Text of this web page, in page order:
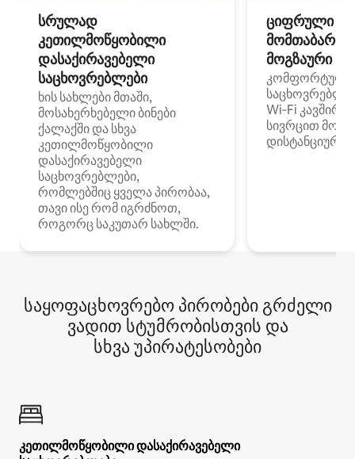
სრულად
კეთილმოწყობილი
დასაქირავებელი
საცხოვრებლები
ხის სახლები მთაში,
მოსახერხებელი ბინები
ქალაქში და სხვა
კეთილმოწყობილი
დასაქირავებელი
საცხოვრებლები,
რომლებშიც ყველა პირობაა,
თავი ისე რომ იგრძნოთ,
როგორც საკუთარ სახლში.
ციფრული
მოგზაური
კომფორტული
Wi‑Fi
სივრცით
დისტანციური
საყოფაცხოვრებო პირობები გრძელი
ვადით სტუმრობისთვის და
სხვა უპირატესობები
კეთილმოწყობილი დასაქირავებელი